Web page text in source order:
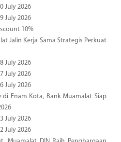
July 2026
July 2026
10%
Jalin Kerja Sama Strategis Perkuat
July 2026
July 2026
July 2026
di Enam Kota, Bank Muamalat Siap
July 2026
July 2026